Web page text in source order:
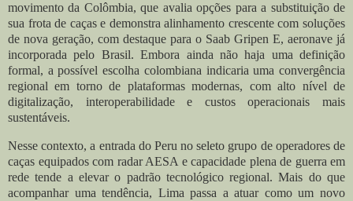
movimento da Colômbia, que avalia opções para a substituição de
sua frota de caças e demonstra alinhamento crescente com soluções
de nova geração, com destaque para o Saab Gripen E, aeronave já
incorporada pelo Brasil. Embora ainda não haja uma definição
formal, a possível escolha colombiana indicaria uma convergência
regional em torno de plataformas modernas, com alto nível de
digitalização, interoperabilidade e custos operacionais mais
sustentáveis.
Nesse contexto, a entrada do Peru no seleto grupo de operadores de
caças equipados com radar AESA e capacidade plena de guerra em
rede tende a elevar o padrão tecnológico regional. Mais do que
acompanhar uma tendência, Lima passa a atuar como um novo